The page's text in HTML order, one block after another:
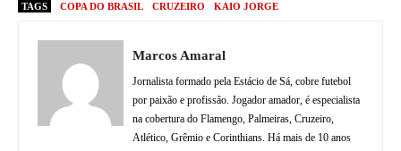
TAGS COPA DO BRASIL CRUZEIRO KAIO JORGE
Marcos Amaral
Jornalista formado pela Estácio de Sá, cobre futebol
por paixão e profissão. Jogador amador, é especialista
na cobertura do Flamengo, Palmeiras, Cruzeiro,
Atlético, Grêmio e Corinthians. Há mais de 10 anos